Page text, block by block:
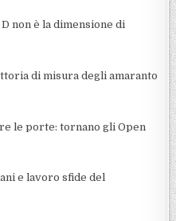
non è la dimensione di
di misura degli amaranto
le porte: tornano gli Open
e lavoro sfide del